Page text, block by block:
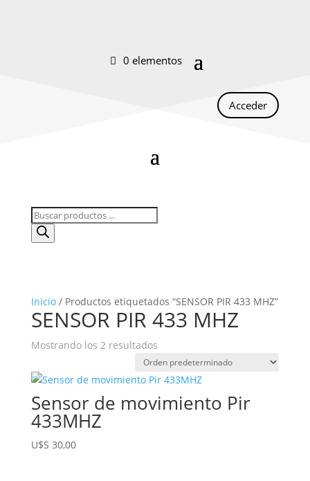
0 elementos
Acceder
Búsqueda
de
productos
Inicio/ Productos etiquetados “SENSOR PIR 433 MHZ”
SENSOR PIR 433 MHZ
Mostrando los 2 resultados
Sensor de movimiento Pir
433MHZ
U$S 30,00